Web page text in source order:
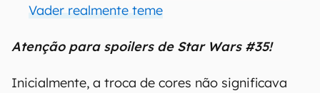
Vader realmente teme
Atenção para spoilers de Star Wars #35!
Inicialmente, a troca de cores não significava